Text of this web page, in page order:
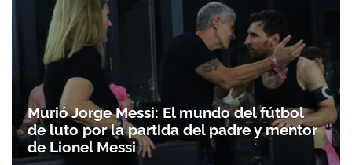
Murió Jorge Messi: El mundo del fútbol
de luto por la partida del padre y mentor
de Lionel Messi